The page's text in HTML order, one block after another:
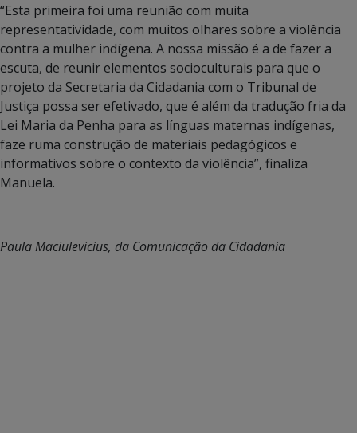
“Esta primeira foi uma reunião com muita
representatividade, com muitos olhares sobre a violência
contra a mulher indígena. A nossa missão é a de fazer a
escuta, de reunir elementos socioculturais para que o
projeto da Secretaria da Cidadania com o Tribunal de
Justiça possa ser efetivado, que é além da tradução fria da
Lei Maria da Penha para as línguas maternas indígenas,
faze ruma construção de materiais pedagógicos e
informativos sobre o contexto da violência”, finaliza
Manuela.
Paula Maciulevicius, da Comunicação da Cidadania